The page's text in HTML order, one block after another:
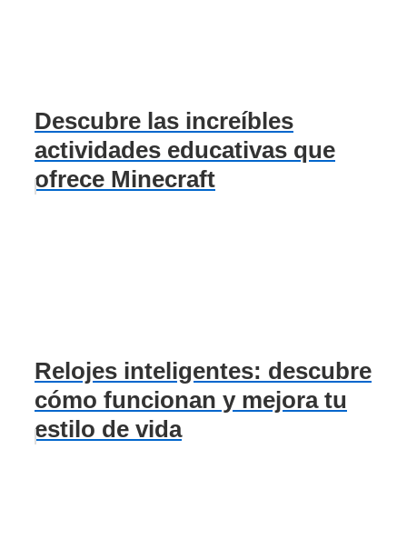
Descubre las increíbles
actividades educativas que
ofrece Minecraft
Relojes inteligentes: descubre
cómo funcionan y mejora tu
estilo de vida